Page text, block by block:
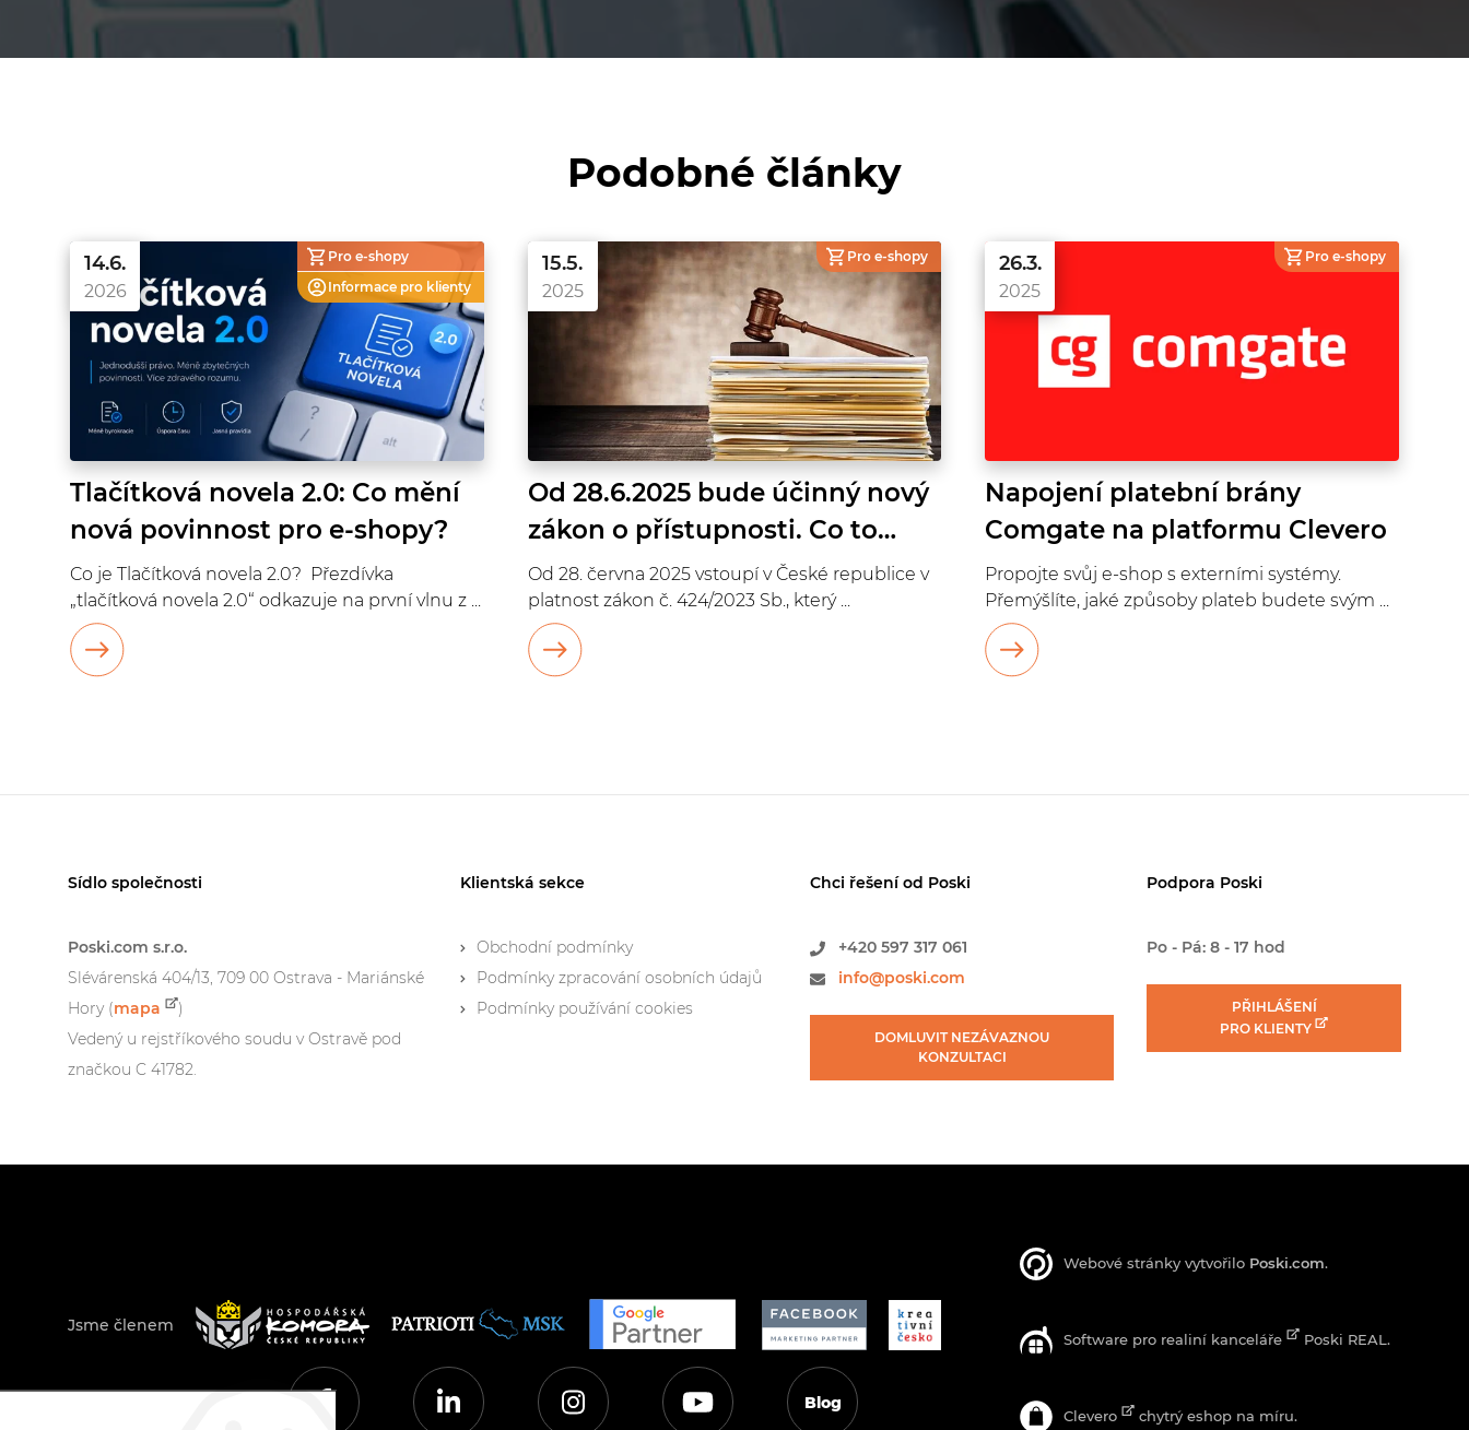
Podobné články
14.6.
2026
Pro e-shopy
Informace pro klienty
Tlačítková novela 2.0: Co mění
nová povinnost pro e-shopy?
Co je Tlačítková novela 2.0? Přezdívka
„tlačítková novela 2.0“ odkazuje na první vlnu z ...
15.5.
2025
Pro e-shopy
Od 28.6.2025 bude účinný nový
zákon o přístupnosti. Co to
znamená pro e-shopy?
Od 28. června 2025 vstoupí v České republice v
platnost zákon č. 424/2023 Sb., který ...
26.3.
2025
Pro e-shopy
Napojení platební brány
Comgate na platformu Clevero
Propojte svůj e-shop s externími systémy.
Přemýšlíte, jaké způsoby plateb budete svým ...
Sídlo společnosti
Poski.com s.r.o.
Slévárenská 404/13, 709 00 Ostrava - Mariánské
Hory (mapa
)
Vedený u rejstříkového soudu v Ostravě pod
značkou C 41782.
Klientská sekce
Obchodní podmínky
Podmínky zpracování osobních údajů
Podmínky používání cookies
Chci řešení od Poski
+420597 317 061
info@poski.com
DOMLUVIT NEZÁVAZNOU
KONZULTACI
Podpora Poski
Po - Pá: 8 - 17 hod
PŘIHLÁŠENÍ
PRO KLIENTY
Blog
Jsme členem
Webové stránky vytvořilo Poski.com.
Software pro realiní kanceláře Poski REAL.
Clevero chytrý eshop na míru.